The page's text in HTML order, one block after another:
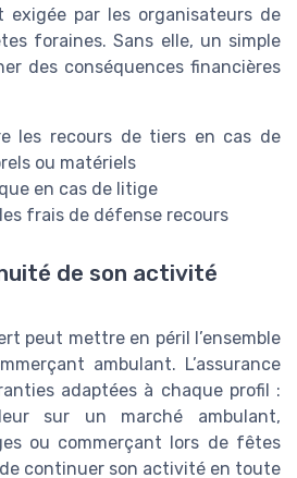
exigée par les organisateurs de
foraines. Sans elle, un simple
des conséquences financières
les recours de tiers en cas de
ou matériels
en cas de litige
frais de défense recours
de son activité
peut mettre en péril l’ensemble
ambulant. L’assurance
adaptées à chaque profil :
sur un marché ambulant,
ou commerçant lors de fêtes
continuer son activité en toute